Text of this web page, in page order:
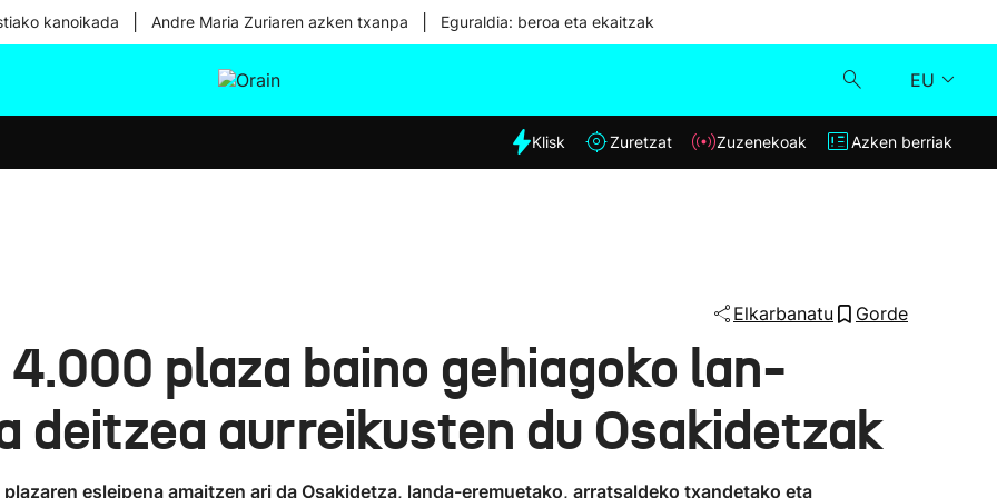
kanoikada Andre Maria Zuriaren azken txanpa Eguraldia: beroa eta ekaitzak
EU
Eguraldia
Klisk
Klisk Zuretzat Zuzenekoak Azken berriak
Elkarbanatu Gorde
plaza baino gehiagoko lan-
deitzea aurreikusten du Osakidetzak
esleipena amaitzen ari da Osakidetza, landa-eremuetako, arratsaldeko txandetako eta